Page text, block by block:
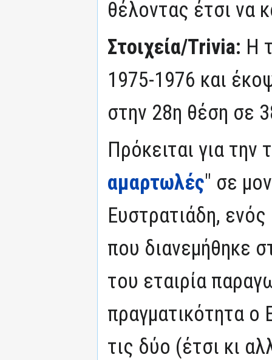
θέλοντας έτσι να
Στοιχεία/Trivia: Η
1975-1976 και
στην 28η θέση σε
Πρόκειται για την
αμαρτωλές" σε
Ευστρατιάδη,
που διανεμήθηκε
του εταιρία
πραγματικότητα ο
τις δύο (έτσι κι